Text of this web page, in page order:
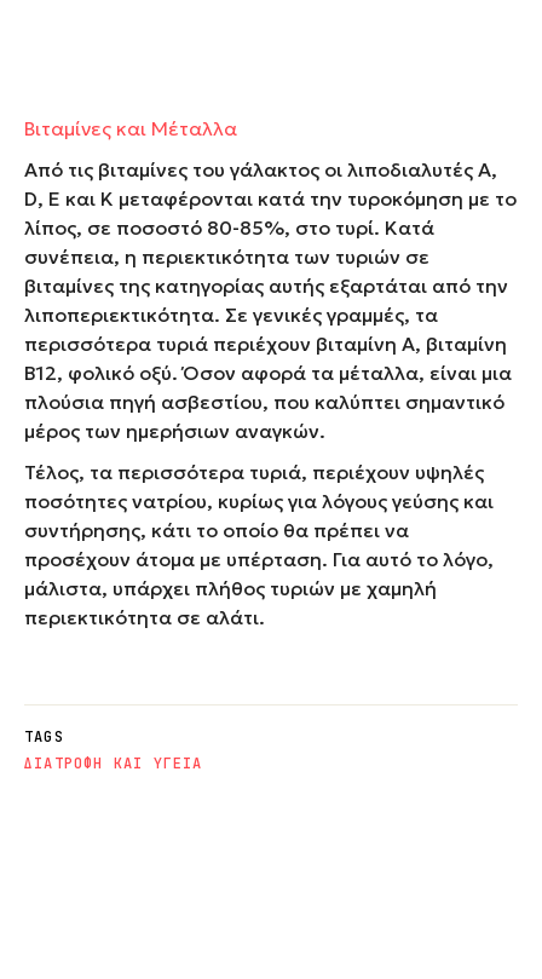
Βιταμίνες και Μέταλλα
Από τις βιταμίνες του γάλακτος οι λιποδιαλυτές A,
D, E και Κ μεταφέρονται κατά την τυροκόμηση με το
λίπος, σε ποσοστό 80-85%, στο τυρί. Κατά
συνέπεια, η περιεκτικότητα των τυριών σε
βιταμίνες της κατηγορίας αυτής εξαρτάται από την
λιποπεριεκτικότητα. Σε γενικές γραμμές, τα
περισσότερα τυριά περιέχουν βιταμίνη Α, βιταμίνη
Β12, φολικό οξύ. Όσον αφορά τα μέταλλα, είναι μια
πλούσια πηγή ασβεστίου, που καλύπτει σημαντικό
μέρος των ημερήσιων αναγκών.
Τέλος, τα περισσότερα τυριά, περιέχουν υψηλές
ποσότητες νατρίου, κυρίως για λόγους γεύσης και
συντήρησης, κάτι το οποίο θα πρέπει να
προσέχουν άτομα με υπέρταση. Για αυτό το λόγο,
μάλιστα, υπάρχει πλήθος τυριών με χαμηλή
περιεκτικότητα σε αλάτι.
TAGS
ΔΙΑΤΡΟΦΗ ΚΑΙ ΥΓΕΙΑ